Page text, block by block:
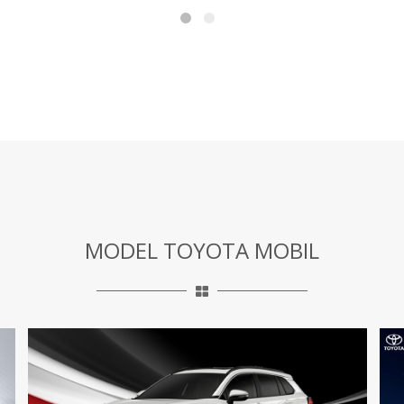
MODEL TOYOTA MOBIL